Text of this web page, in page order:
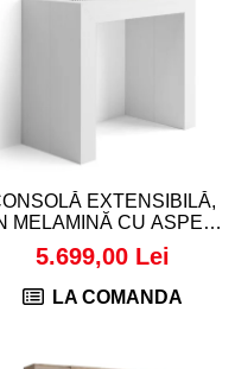
EXTENSIBILĂ,
MELAMINĂ CU ASPECT
FRASIN ALB - ANGELICA
5.699,00 Lei
LA COMANDA